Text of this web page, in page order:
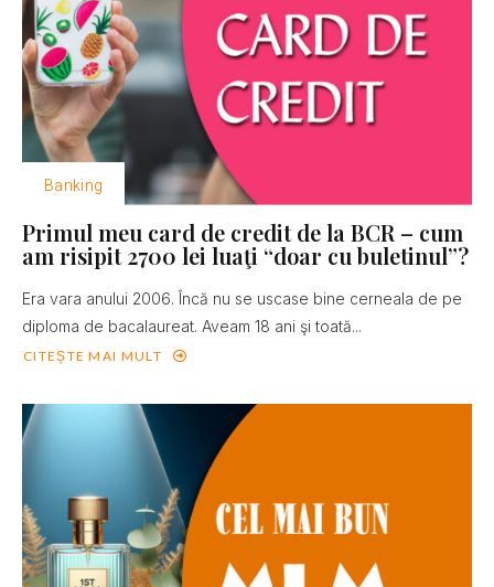
Banking
Primul meu card de credit de la BCR – cum
am risipit 2700 lei luaţi “doar cu buletinul”?
Era vara anului 2006. Încă nu se uscase bine cerneala de pe
diploma de bacalaureat. Aveam 18 ani şi toată...
CITEȘTE MAI MULT